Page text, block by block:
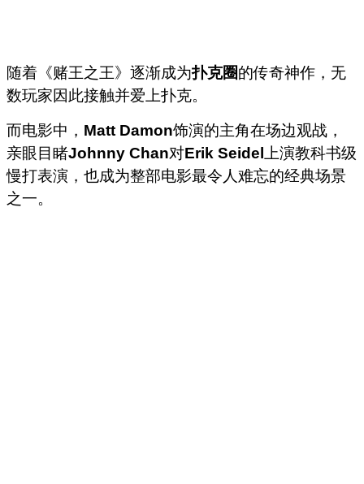
随着《赌王之王》逐渐成为扑克圈的传奇神作，无
数玩家因此接触并爱上扑克。
而电影中， Matt Damon饰演的主角在场边观战，
亲眼目睹Johnny Chan对Erik Seidel 上演教科书级
慢打表演，也成为整部电影最令人难忘的经典场景
之一。